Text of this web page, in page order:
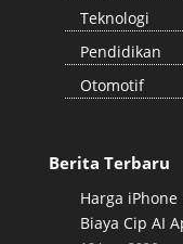
Teknologi
Pendidikan
Otomotif
Berita Terbaru
Harga
Biaya Cip AI